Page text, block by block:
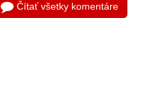
Čítať všetky komentáre